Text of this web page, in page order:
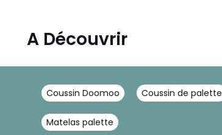
A Découvrir
Coussin Doomoo Coussin de palette
Matelas palette